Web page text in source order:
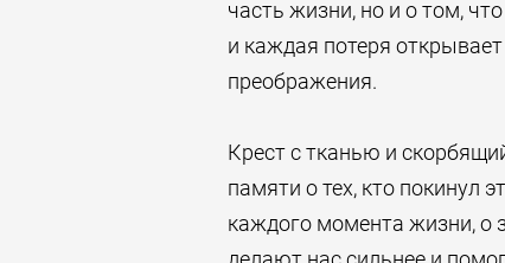
часть жизни, но и о том,
и каждая потеря
преображения.
Крест с тканью и
памяти о тех, кто покинул
каждого момента жизни, о